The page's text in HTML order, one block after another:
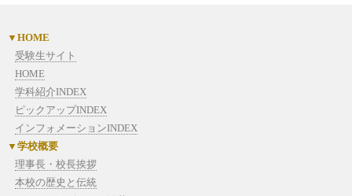
HOME
受験生サイト
HOME
学科紹介INDEX
ピックアップINDEX
インフォメーションINDEX
学校概要
理事長・校長挨拶
本校の歴史と伝統